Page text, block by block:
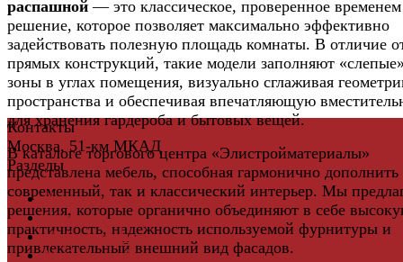
распашной — это классическое, проверенное временем
решение, которое позволяет максимально эффективно
задействовать полезную площадь комнаты. В отличие
прямых конструкций, такие модели заполняют
зоны в углах помещения, визуально сглаживая
пространства и обеспечивая впечатляющую
для хранения гардероба и бытовых вещей.
В каталоге торгового центра «Элистройматериалы»
представлена мебель, способная гармонично дополнить
современный, так и классический интерьер. Мы
решения, которые органично объединяют в себе
практичность, надежность используемой фурнитуры и
привлекательный внешний вид фасадов.
Контакты
Москва, 51-км МКАД
Разделы
Керамическая плитка
Свет
Мебель и Интерьер
Мебельная фурнитура